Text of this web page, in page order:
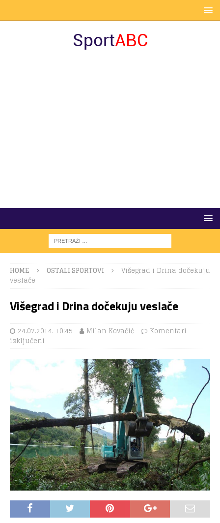
HOME OSTALI SPORTOVI
Višegrad i Drina dočekuju
veslače
Višegrad i Drina dočekuju veslače
24.07.2014. 10:45 Milan Kovačić
Komentari
isključeni